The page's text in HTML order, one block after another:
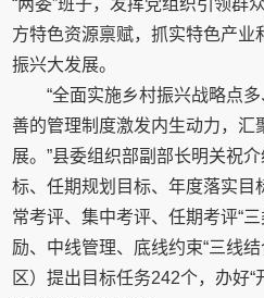
“两委”班子，发挥党组织引领群
方特色资源禀赋，抓实特色产业
振兴大发展。
“全面实施乡村振兴战略点
善的管理制度激发内生动力，汇
展。”县委组织部副部长明关祝
标、任期规划目标、年度落实目
常考评、集中考评、任期考评“
励、中线管理、底线约束“三线
区）提出目标任务242个，办好